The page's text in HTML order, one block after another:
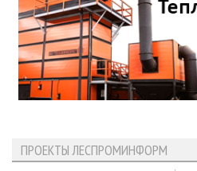
ПРОЕКТЫ ЛЕСПРОМИНФОРМ